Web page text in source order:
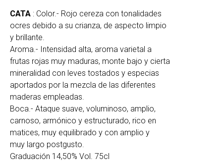
CATA : Color.- Rojo cereza con tonalidades
ocres debido a su crianza, de aspecto limpio
y brillante.
Aroma.- Intensidad alta, aroma varietal a
frutas rojas muy maduras, monte bajo y cierta
mineralidad con leves tostados y especias
aportados por la mezcla de las diferentes
maderas empleadas.
Boca.- Ataque suave, voluminoso, amplio,
carnoso, armónico y estructurado, rico en
matices, muy equilibrado y con amplio y
muy largo postgusto.
Graduación 14,50% Vol. 75cl